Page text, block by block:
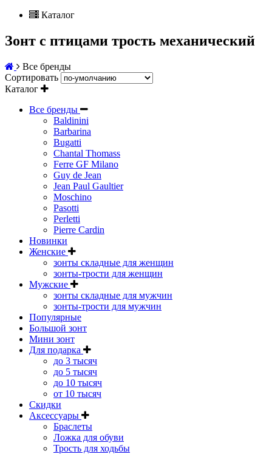
Каталог
Зонт с птицами трость механический
Все бренды
Сортировать
Каталог
Все бренды
Baldinini
Barbarina
Bugatti
Chantal Thomass
Ferre GF Milano
Guy de Jean
Jean Paul Gaultier
Moschino
Pasotti
Perletti
Pierre Cardin
Новинки
Женские
зонты складные для женщин
зонты-трости для женщин
Мужские
зонты складные для мужчин
зонты-трости для мужчин
Популярные
Большой зонт
Мини зонт
Для подарка
до 3 тысяч
до 5 тысяч
до 10 тысяч
от 10 тысяч
Скидки
Аксессуары
Браслеты
Ложка для обуви
Трость для ходьбы